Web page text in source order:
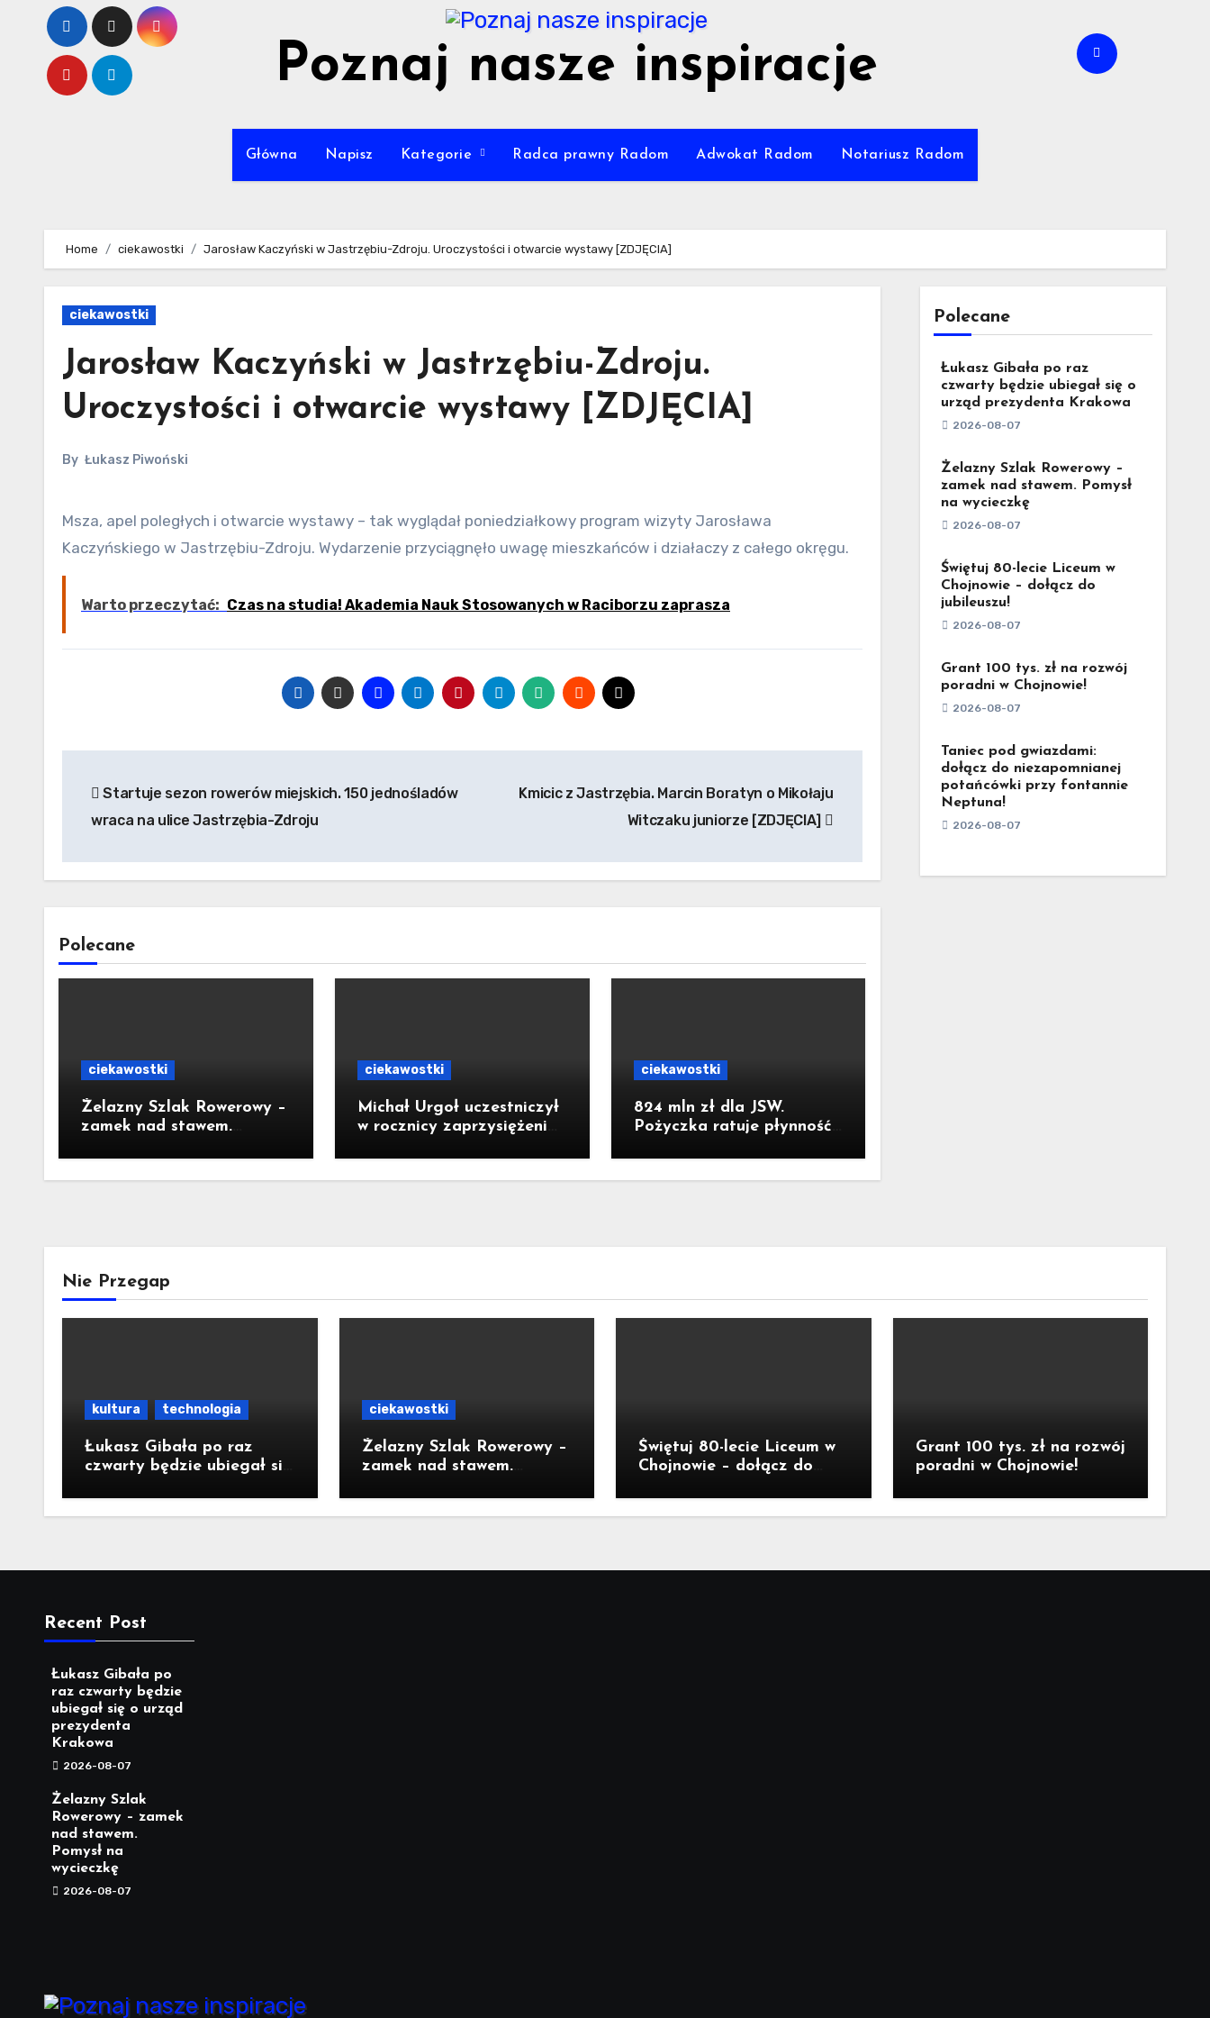
content
Poznaj nasze inspiracje
Główna Napisz Kategorie Radca prawny Radom Adwokat Radom Notariusz Radom
Home ciekawostki Jarosław Kaczyński w Jastrzębiu-Zdroju. Uroczystości i otwarcie wystawy [ZDJĘCIA]
ciekawostki
Jarosław Kaczyński w Jastrzębiu-Zdroju.
Uroczystości i otwarcie wystawy [ZDJĘCIA]
By Łukasz Piwoński
Msza, apel poległych i otwarcie wystawy – tak wyglądał poniedziałkowy program wizyty Jarosława
Kaczyńskiego w Jastrzębiu-Zdroju. Wydarzenie przyciągnęło uwagę mieszkańców i działaczy z całego okręgu.
Warto przeczytać: Czas na studia! Akademia Nauk Stosowanych w Raciborzu zaprasza
wpisuStartuje sezon rowerów miejskich. 150 jednośladów
wraca na ulice Jastrzębia-Zdroju
Kmicic z Jastrzębia. Marcin Boratyn o Mikołaju
Witczaku juniorze [ZDJĘCIA]
Polecane
ciekawostki
Żelazny Szlak Rowerowy –
zamek nad stawem.
ciekawostki
Michał Urgoł uczestniczył
w rocznicy zaprzysiężenia
Nawrockiego
ciekawostki
824 mln zł dla JSW.
Pożyczka ratuje płynność,
Polecane
Łukasz Gibała po raz
czwarty będzie ubiegał się o
urząd prezydenta Krakowa
2026-08-07
Żelazny Szlak Rowerowy –
zamek nad stawem. Pomysł
na wycieczkę
2026-08-07
Świętuj 80-lecie Liceum w
Chojnowie – dołącz do
jubileuszu!
2026-08-07
Grant 100 tys. zł na rozwój
poradni w Chojnowie!
2026-08-07
Taniec pod gwiazdami:
dołącz do niezapomnianej
potańcówki przy fontannie
Neptuna!
2026-08-07
Nie Przegap
kultura technologia
Łukasz Gibała po raz
czwarty będzie ubiegał się
Krakowa
ciekawostki
Żelazny Szlak Rowerowy –
zamek nad stawem.
Świętuj 80-lecie Liceum w
Chojnowie – dołącz do
Grant 100 tys. zł na rozwój
poradni w Chojnowie!
Recent Post
Łukasz Gibała po
raz czwarty będzie
ubiegał się o urząd
prezydenta
Krakowa
2026-08-07
Żelazny Szlak
Rowerowy – zamek
nad stawem.
Pomysł na
wycieczkę
2026-08-07